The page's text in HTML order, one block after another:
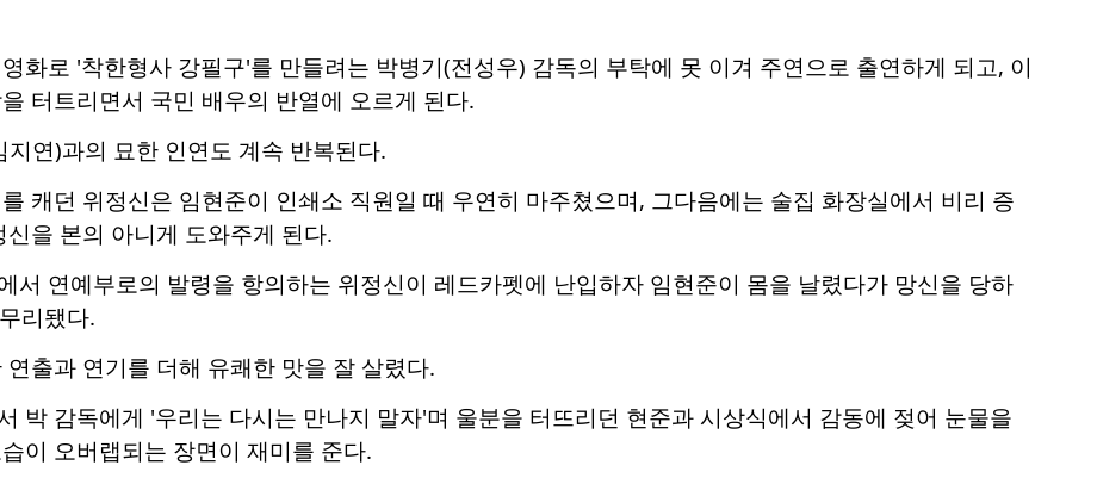
화로 '착한형사 강필구'를 만들려는 박병기(전성우) 감독의 부탁에 못 이겨 주연으로 출연하게 되고, 이
터트리면서 국민 배우의 반열에 오르게 된다.
지연)과의 묘한 인연도 계속 반복된다.
캐던 위정신은 임현준이 인쇄소 직원일 때 우연히 마주쳤으며, 그다음에는 술집 화장실에서 비리 증
을 본의 아니게 도와주게 된다.
서 연예부로의 발령을 항의하는 위정신이 레드카펫에 난입하자 임현준이 몸을 날렸다가 망신을 당하
리됐다.
출과 연기를 더해 유쾌한 맛을 잘 살렸다.
박 감독에게 '우리는 다시는 만나지 말자'며 울분을 터뜨리던 현준과 시상식에서 감동에 젖어 눈물을
이 오버랩되는 장면이 재미를 준다.